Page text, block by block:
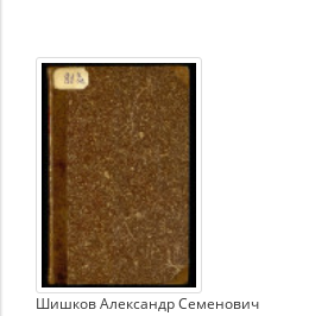
Шишков Александр Семенович